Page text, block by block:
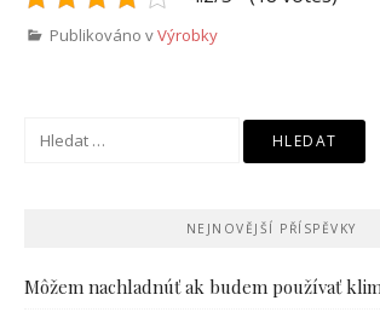
Publikováno vVýrobky
Vyhledávání
NEJNOVĚJŠÍ PŘÍSPĚVKY
Môžem nachladnúť ak budem používať